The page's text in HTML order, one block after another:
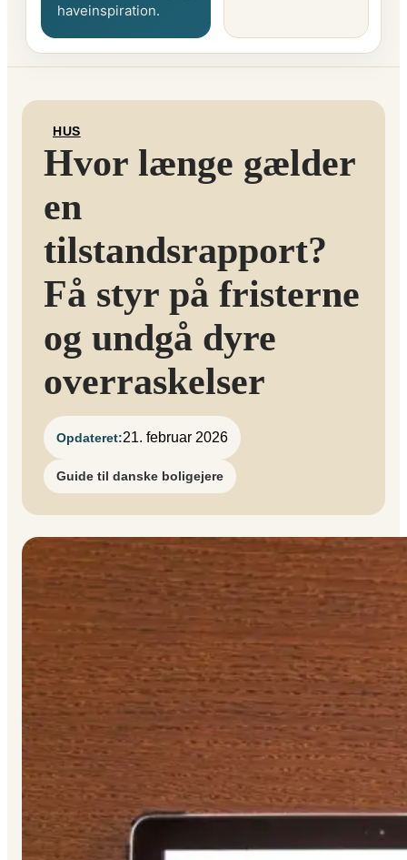
haveinspiration.
HUS
Hvor længe gælder
en
tilstandsrapport?
Få styr på fristerne
og undgå dyre
overraskelser
Opdateret:21. februar 2026
Guide til danske boligejere